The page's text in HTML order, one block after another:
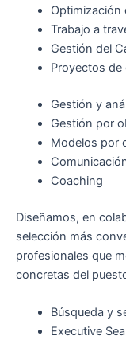
Optimización
Trabajo a
Gestión del
Proyectos
Gestión y
Gestión por
Modelos por
Coaching
Diseñamos, en
selección más
profesionales que
concretas del
Búsqueda y
Executive